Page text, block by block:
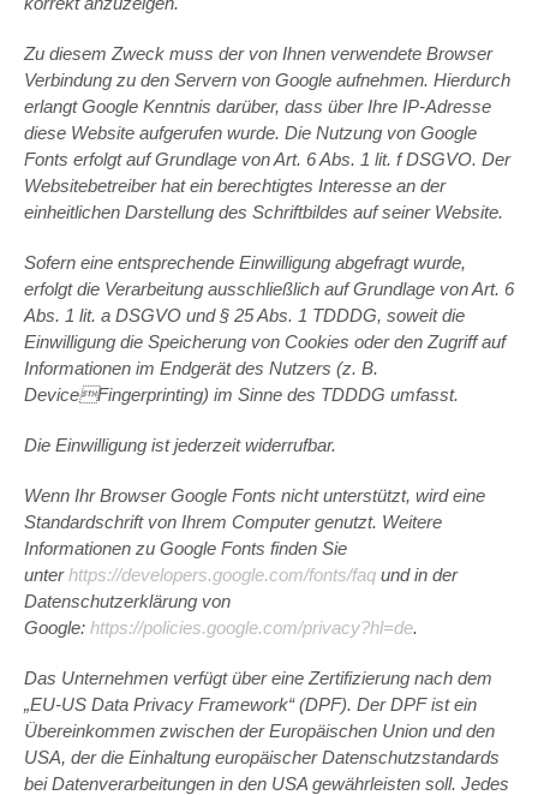
Zu diesem Zweck muss der von Ihnen verwendete Browser
Verbindung zu den Servern von Google aufnehmen. Hierdurch
erlangt Google Kenntnis darüber, dass über Ihre IP-Adresse
diese Website aufgerufen wurde. Die Nutzung von Google
Fonts erfolgt auf Grundlage von Art. 6 Abs. 1 lit. f DSGVO. Der
Websitebetreiber hat ein berechtigtes Interesse an der
einheitlichen Darstellung des Schriftbildes auf seiner Website.
Sofern eine entsprechende Einwilligung abgefragt wurde,
erfolgt die Verarbeitung ausschließlich auf Grundlage von Art. 6
Abs. 1 lit. a DSGVO und § 25 Abs. 1 TDDDG, soweit die
Einwilligung die Speicherung von Cookies oder den Zugriff auf
Informationen im Endgerät des Nutzers (z. B.
DeviceFingerprinting) im Sinne des TDDDG umfasst.
Die Einwilligung ist jederzeit widerrufbar.
Wenn Ihr Browser Google Fonts nicht unterstützt, wird eine
Standardschrift von Ihrem Computer genutzt. Weitere
Informationen zu Google Fonts finden Sie
unterhttps://developers.google.com/fonts/faq und in der
Datenschutzerklärung von
Google: https://policies.google.com/privacy?hl=de.
Das Unternehmen verfügt über eine Zertifizierung nach dem
„EU-US Data Privacy Framework“ (DPF). Der DPF ist ein
Übereinkommen zwischen der Europäischen Union und den
USA, der die Einhaltung europäischer Datenschutzstandards
bei Datenverarbeitungen in den USA gewährleisten soll. Jedes